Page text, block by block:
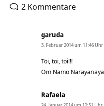
2 Kommentare
garuda
3. Februar 2014 um 11:46 Uhr
Toi, toi, toi!!!
Om Namo Narayanaya
Rafaela